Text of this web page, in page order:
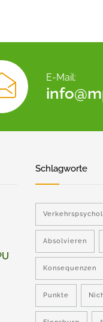
E-Mail:
Schlagworte
Absolvieren
Konsequenzen
Punkte